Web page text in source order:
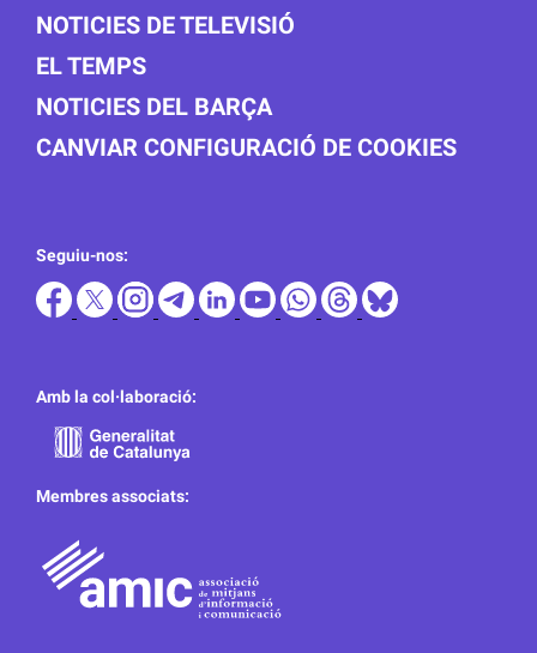
NOTICIES DE TELEVISIÓ
EL TEMPS
NOTICIES DEL BARÇA
CANVIAR CONFIGURACIÓ DE COOKIES
Seguiu-nos:
Amb la col·laboració:
Membres associats: